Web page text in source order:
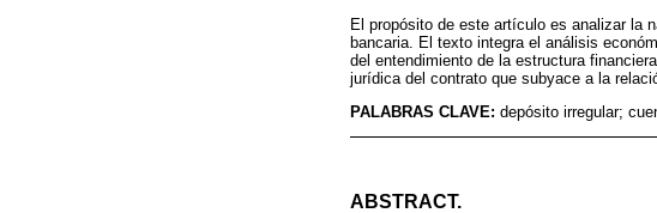
El propósito de este artículo es analizar la
bancaria. El texto integra el análisis
del entendimiento de la estructura
jurídica del contrato que subyace a la
PALABRAS CLAVE: depósito irregular;
ABSTRACT.